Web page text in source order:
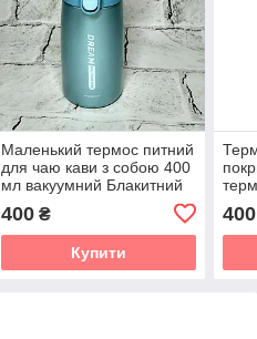
Маленький термос питний
для чаю кави з собою 400
мл вакуумний Блакитний
(23-73-3)
400₴
Купити
400